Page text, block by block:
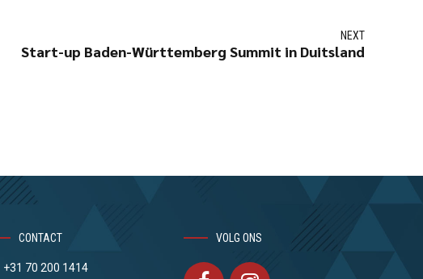
NEXT
Start-up Baden-Württemberg Summit in Duitsland
CONTACT
+31 70 200 1414
VOLG ONS